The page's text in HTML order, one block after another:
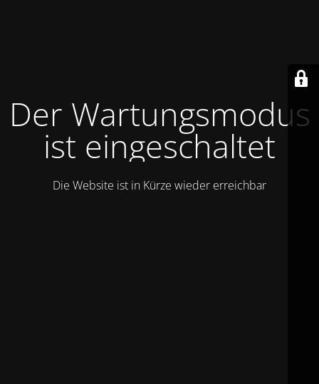
Der Wartungsmodus
ist eingeschaltet
Die Website ist in Kürze wieder erreichbar